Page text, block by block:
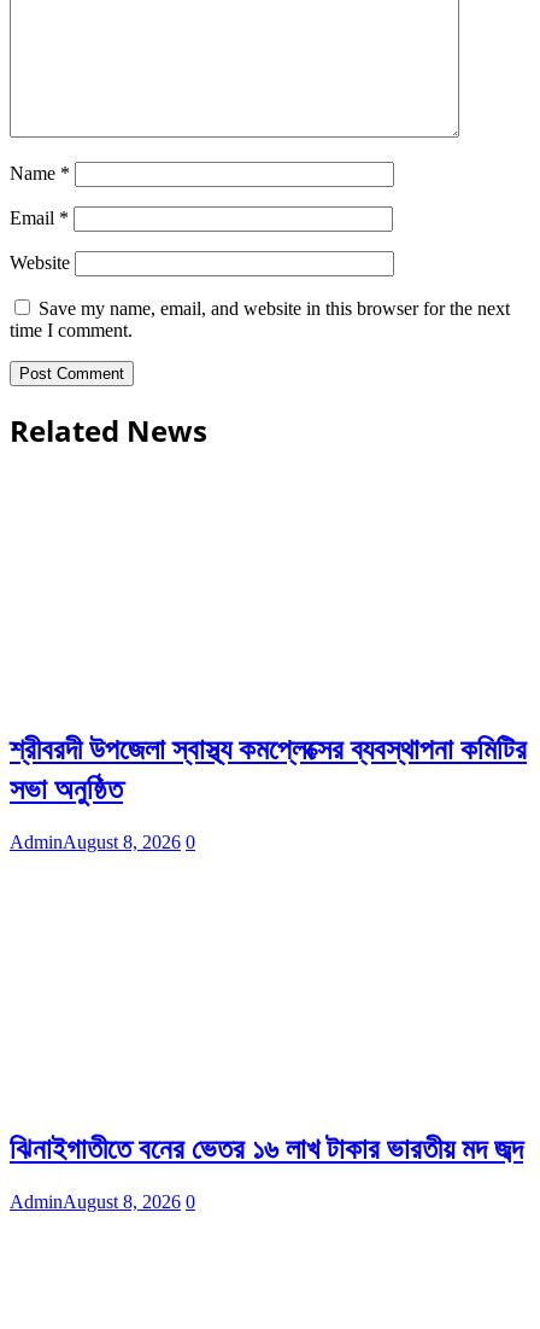
Name *
Email *
Website
Save my name, email, and website in this browser for the next
time I comment.
Related News
শ্রীবরদী উপজেলা স্বাস্থ্য কমপ্লেক্সের ব্যবস্থাপনা কমিটির
সভা অনুষ্ঠিত
AdminAugust 8, 2026 0
ঝিনাইগাতীতে বনের ভেতর ১৬ লাখ টাকার ভারতীয় মদ জব্দ
AdminAugust 8, 2026 0